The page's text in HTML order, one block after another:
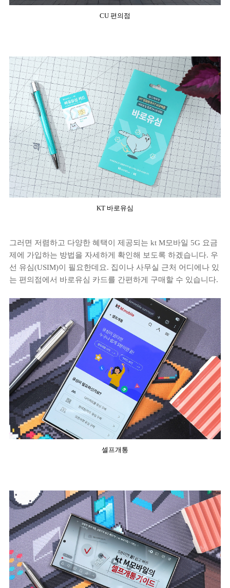
CU 편의점
KT 바로유심
그러면 저렴하고 다양한 혜택이 제공되는 kt M모바일 5G 요금
제에 가입하는 방법을 자세하게 확인해 보도록 하겠습니다. 우
선 유심(USIM)이 필요한데요. 집이나 사무실 근처 어디에나 있
는 편의점에서 바로유심 카드를 간편하게 구매할 수 있습니다.
셀프개통